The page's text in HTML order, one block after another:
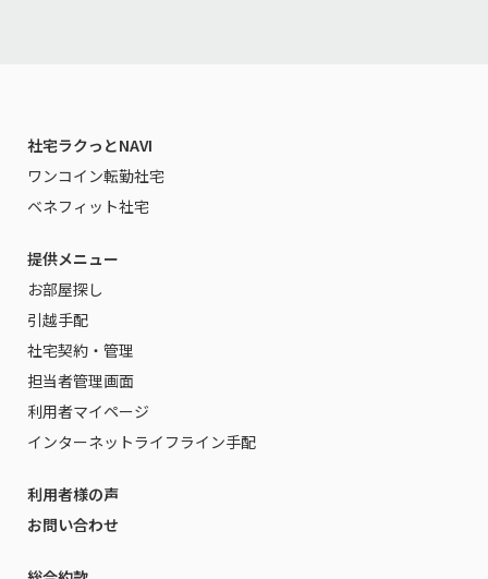
社宅ラクっとNAVI
ワンコイン転勤社宅
ベネフィット社宅
提供メニュー
お部屋探し
引越手配
社宅契約・管理
担当者管理画面
利用者マイページ
インターネットライフライン手配
利用者様の声
お問い合わせ